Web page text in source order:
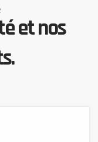
et nos